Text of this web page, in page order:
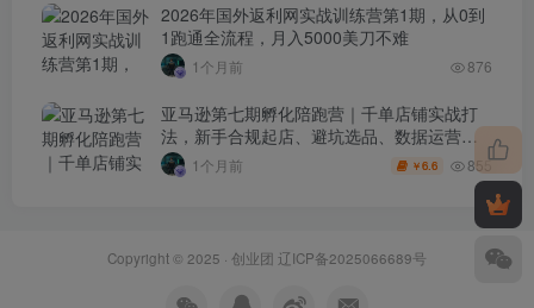
2026年国外返利网实战训练营第1期，从0到
1跑通全流程，月入5000美刀不难
1个月前 876
亚马逊第七期孵化陪跑营｜千单店铺实战打
法，新手合规起店、避坑选品、数据运营全
落地（更新0625）
1个月前 ￥6.6 855
Copyright © 2025 · 创业团 辽ICP备2025066689号